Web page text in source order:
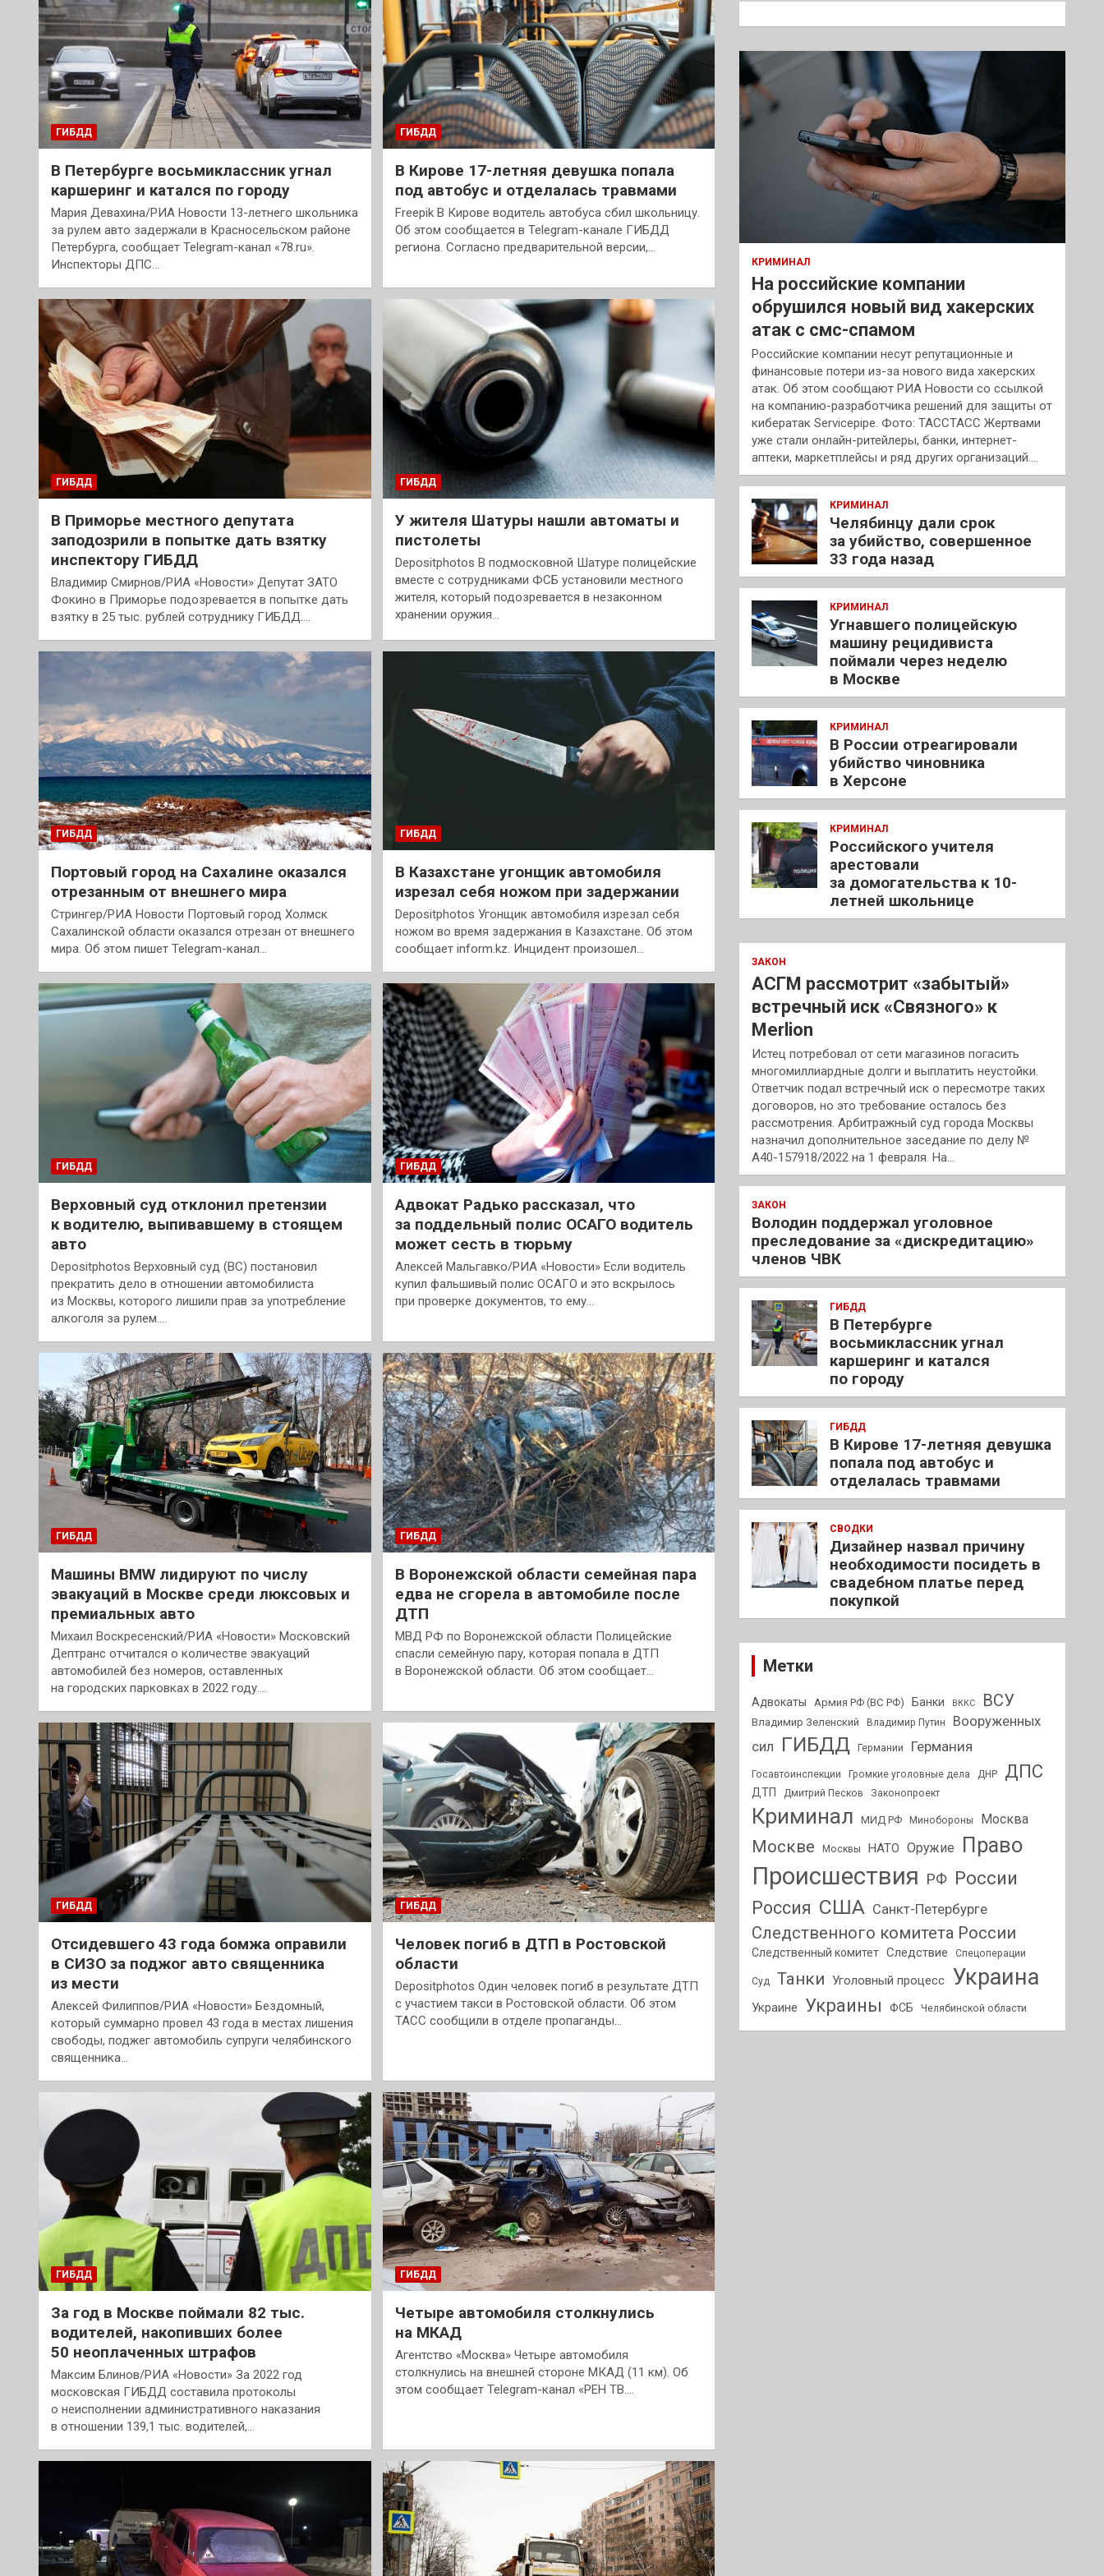
ГИБДД
В Петербурге восьмиклассник угнал
каршеринг и катался по городу
Мария Девахина/РИА Новости 13-летнего школьника
за рулем авто задержали в Красносельском районе
Петербурга, сообщает Telegram-канал «78.ru».
Инспекторы ДПС…
ГИБДД
В Кирове 17-летняя девушка попала
под автобус и отделалась травмами
Freepik В Кирове водитель автобуса сбил школьницу.
Об этом сообщается в Telegram-канале ГИБДД
региона. Согласно предварительной версии,…
ГИБДД
В Приморье местного депутата
заподозрили в попытке дать взятку
инспектору ГИБДД
Владимир Смирнов/РИА «Новости» Депутат ЗАТО
Фокино в Приморье подозревается в попытке дать
взятку в 25 тыс. рублей сотруднику ГИБДД.…
ГИБДД
У жителя Шатуры нашли автоматы и
пистолеты
Depositphotos В подмосковной Шатуре полицейские
вместе с сотрудниками ФСБ установили местного
жителя, который подозревается в незаконном
хранении оружия…
ГИБДД
Портовый город на Сахалине оказался
отрезанным от внешнего мира
Стрингер/РИА Новости Портовый город Холмск
Сахалинской области оказался отрезан от внешнего
мира. Об этом пишет Telegram-канал…
ГИБДД
В Казахстане угонщик автомобиля
изрезал себя ножом при задержании
Depositphotos Угонщик автомобиля изрезал себя
ножом во время задержания в Казахстане. Об этом
сообщает inform.kz. Инцидент произошел…
ГИБДД
Верховный суд отклонил претензии
к водителю, выпивавшему в стоящем
авто
Depositphotos Верховный суд (ВС) постановил
прекратить дело в отношении автомобилиста
из Москвы, которого лишили прав за употребление
алкоголя за рулем.…
ГИБДД
Адвокат Радько рассказал, что
за поддельный полис ОСАГО водитель
может сесть в тюрьму
Алексей Мальгавко/РИА «Новости» Если водитель
купил фальшивый полис ОСАГО и это вскрылось
при проверке документов, то ему…
ГИБДД
Машины BMW лидируют по числу
эвакуаций в Москве среди люксовых и
премиальных авто
Михаил Воскресенский/РИА «Новости» Московский
Дептранс отчитался о количестве эвакуаций
автомобилей без номеров, оставленных
на городских парковках в 2022 году.…
ГИБДД
В Воронежской области семейная пара
едва не сгорела в автомобиле после
ДТП
МВД РФ по Воронежской области Полицейские
спасли семейную пару, которая попала в ДТП
в Воронежской области. Об этом сообщает…
ГИБДД
Отсидевшего 43 года бомжа оправили
в СИЗО за поджог авто священника
из мести
Алексей Филиппов/РИА «Новости» Бездомный,
который суммарно провел 43 года в местах лишения
свободы, поджег автомобиль супруги челябинского
священника…
ГИБДД
Человек погиб в ДТП в Ростовской
области
Depositphotos Один человек погиб в результате ДТП
с участием такси в Ростовской области. Об этом
ТАСС сообщили в отделе пропаганды…
ГИБДД
За год в Москве поймали 82 тыс.
водителей, накопивших более
50 неоплаченных штрафов
Максим Блинов/РИА «Новости» За 2022 год
московская ГИБДД составила протоколы
о неисполнении административного наказания
в отношении 139,1 тыс. водителей,…
ГИБДД
Четыре автомобиля столкнулись
на МКАД
Агентство «Москва» Четыре автомобиля
столкнулись на внешней стороне МКАД (11 км). Об
этом сообщает Telegram-канал «РЕН ТВ.…
к
КРИМИНАЛ
На российские компании
обрушился новый вид хакерских
атак с смс-спамом
Российские компании несут репутационные и
финансовые потери из-за нового вида хакерских
атак. Об этом сообщают РИА Новости со ссылкой
на компанию-разработчика решений для защиты от
кибератак Servicepipe. Фото: ТАССТАСС Жертвами
уже стали онлайн-ритейлеры, банки, интернет-
аптеки, маркетплейсы и ряд других организаций.…
КРИМИНАЛ
Челябинцу дали срок
за убийство, совершенное
33 года назад
КРИМИНАЛ
Угнавшего полицейскую
машину рецидивиста
поймали через неделю
в Москве
КРИМИНАЛ
В России отреагировали
убийство чиновника
в Херсоне
КРИМИНАЛ
Российского учителя
арестовали
за домогательства к 10-
летней школьнице
ЗАКОН
АСГМ рассмотрит «забытый»
встречный иск «Связного» к
Merlion
Истец потребовал от сети магазинов погасить
многомиллиардные долги и выплатить неустойки.
Ответчик подал встречный иск о пересмотре таких
договоров, но это требование осталось без
рассмотрения. Арбитражный суд города Москвы
назначил дополнительное заседание по делу №
А40-157918/2022 на 1 февраля. На…
ЗАКОН
Володин поддержал уголовное
преследование за «дискредитацию»
членов ЧВК
ГИБДД
В Петербурге
восьмиклассник угнал
каршеринг и катался
по городу
ГИБДД
В Кирове 17-летняя девушка
попала под автобус и
отделалась травмами
СВОДКИ
Дизайнер назвал причину
необходимости посидеть в
свадебном платье перед
покупкой
Метки
Адвокаты Армия РФ (ВС РФ) Банки ВККС ВСУ
Владимир Зеленский Владимир Путин
Вооруженных
сил
ГИБДД Германии Германия
Госавтоинспекции Громкие уголовные дела ДНР ДПС
ДТП Дмитрий Песков Законопроект
Криминал МИД РФ Минобороны Москва
Москве Москвы НАТО Оружие Право
Происшествия РФ России
Россия США Санкт-Петербурге
Следственного комитета России
Следственный комитет Следствие Спецоперации
Суд Танки Уголовный процесс Украина
Украине Украины ФСБ Челябинской области